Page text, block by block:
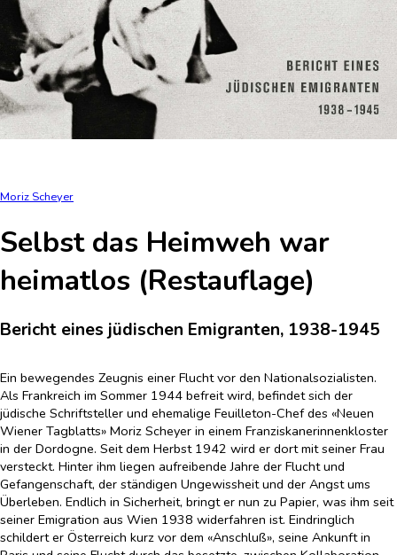
Moriz Scheyer
Selbst das Heimweh war
heimatlos (Restauflage)
Bericht eines jüdischen Emigranten, 1938-1945
Ein bewegendes Zeugnis einer Flucht vor den Nationalsozialisten.
Als Frankreich im Sommer 1944 befreit wird, befindet sich der
jüdische Schriftsteller und ehemalige Feuilleton-Chef des «Neuen
Wiener Tagblatts» Moriz Scheyer in einem Franziskanerinnenkloster
in der Dordogne. Seit dem Herbst 1942 wird er dort mit seiner Frau
versteckt. Hinter ihm liegen aufreibende Jahre der Flucht und
Gefangenschaft, der ständigen Ungewissheit und der Angst ums
Überleben. Endlich in Sicherheit, bringt er nun zu Papier, was ihm seit
seiner Emigration aus Wien 1938 widerfahren ist. Eindringlich
schildert er Österreich kurz vor dem «Anschluß», seine Ankunft in